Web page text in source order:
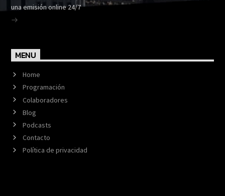
una emisión online 24/7
MENU
Home
Programación
Colaboradores
Blog
Podcasts
Contacto
Política de privacidad